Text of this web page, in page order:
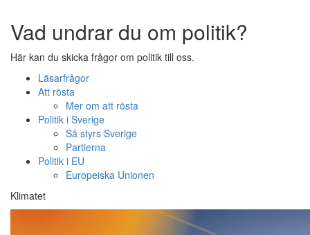
Vad undrar du om politik?
Här kan du skicka frågor om politik till oss.
Läsarfrågor
Att rösta
Mer om att rösta
Politik i Sverige
Så styrs Sverige
Partierna
Politik i EU
Europeiska Unionen
Klimatet